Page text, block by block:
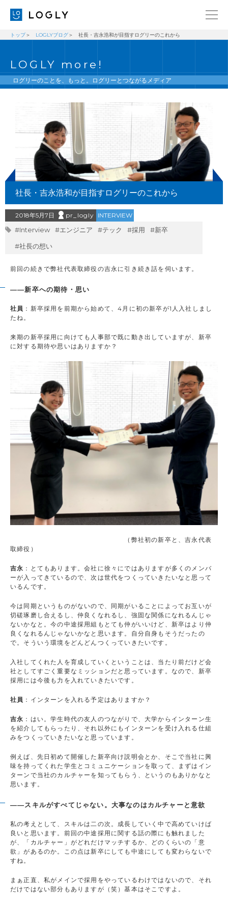
日本語
経営理念
メッセージ
ブログ
事業内容
採用情報
IR
お問い合わせ
トップ LOGLYブログ 社長・吉永浩和が目指すログリーのこれから
LOGLY more!
ログリーのことを、もっと。ログリーとつながるメディア
社長・吉永浩和が目指すログリーのこれから
2018年5月7日 pr_logly INTERVIEW
#Interview #エンジニア #テック #採用
#新卒
#社長の想い
前回の続きで弊社代表取締役の吉永に引き続き話を伺います。
――新卒への期待・思い
社員 ：新卒採用を前期から始めて、4月に初の新卒が1人入社しまし
たね。
来期の新卒採用に向けても人事部で既に動き出していますが、新卒
に対する期待や思いはありますか？
（弊社初の新卒と、吉永代表
取締役）
吉永 ：とてもあります。会社に徐々にではありますが多くのメンバ
ーが入ってきているので、次は世代をつくっていきたいなと思って
いるんです。
今は同期というものがないので、同期がいることによってお互いが
切磋琢磨し合えるし、仲良くなれるし、強固な関係になれるんじゃ
ないかなと。今の中途採用組もとても仲がいいけど、新卒はより仲
良くなれるんじゃないかなと思います。自分自身もそうだったの
で。そういう環境をどんどんつくっていきたいです。
入社してくれた人を育成していくということは、当たり前だけど会
社としてすごく重要なミッションだと思っています。なので、新卒
採用には今後も力を入れていきたいです。
社員 ：インターンを入れる予定はありますか？
吉永 ：はい。学生時代の友人のつながりで、大学からインターン生
を紹介してもらったり、それ以外にもインターンを受け入れる仕組
みをつくっていきたいなと思っています。
例えば、先日初めて開催した新卒向け説明会とか、そこで当社に興
味を持ってくれた学生とコミュニケーションを取って、まずはイン
ターンで当社のカルチャーを知ってもらう、というのもありかなと
思います。
――スキルがすべてじゃない。大事なのはカルチャーと意欲
私の考えとして、スキルは二の次。成長していく中で高めていけば
良いと思います。前回の中途採用に関する話の際にも触れました
が、「カルチャー」がどれだけマッチするか、どのくらいの「意
欲」があるのか。この点は新卒にしても中途にしても変わらないで
すね。
まぁ正直、私がメインで採用をやっているわけではないので、それ
だけではない部分もありますが（笑）基本はそこですよ。